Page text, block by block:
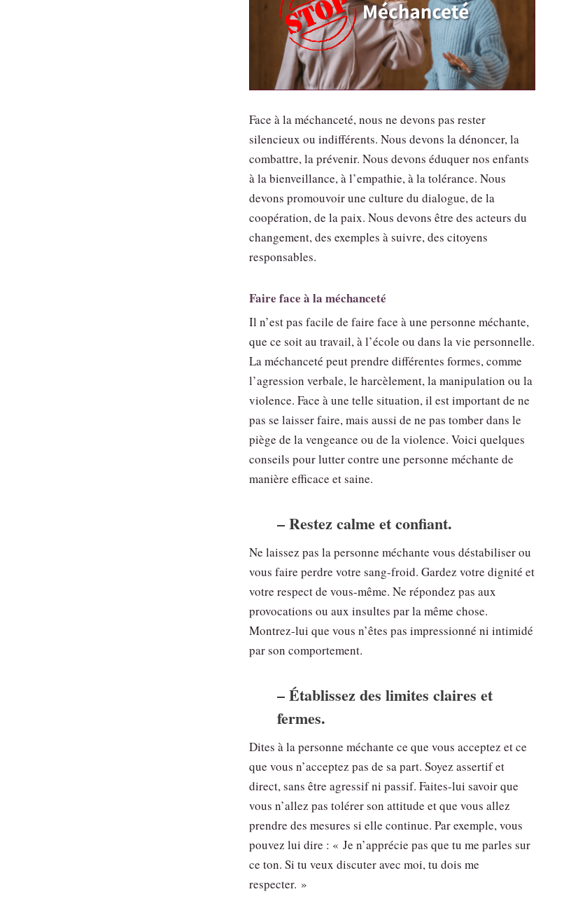
Face à la méchanceté, nous ne devons pas rester
silencieux ou indifférents. Nous devons la dénoncer, la
combattre, la prévenir. Nous devons éduquer nos enfants
à la bienveillance, à l’empathie, à la tolérance. Nous
devons promouvoir une culture du dialogue, de la
coopération, de la paix. Nous devons être des acteurs du
changement, des exemples à suivre, des citoyens
responsables.
Faire face à la méchanceté
Il n’est pas facile de faire face à une personne méchante,
que ce soit au travail, à l’école ou dans la vie personnelle.
La méchanceté peut prendre différentes formes, comme
l’agression verbale, le harcèlement, la manipulation ou la
violence. Face à une telle situation, il est important de ne
pas se laisser faire, mais aussi de ne pas tomber dans le
piège de la vengeance ou de la violence. Voici quelques
conseils pour lutter contre une personne méchante de
manière efficace et saine.
– Restez calme et confiant.
Ne laissez pas la personne méchante vous déstabiliser ou
vous faire perdre votre sang-froid. Gardez votre dignité et
votre respect de vous-même. Ne répondez pas aux
provocations ou aux insultes par la même chose.
Montrez-lui que vous n’êtes pas impressionné ni intimidé
par son comportement.
– Établissez des limites claires et
fermes.
Dites à la personne méchante ce que vous acceptez et ce
que vous n’acceptez pas de sa part. Soyez assertif et
direct, sans être agressif ni passif. Faites-lui savoir que
vous n’allez pas tolérer son attitude et que vous allez
prendre des mesures si elle continue. Par exemple, vous
pouvez lui dire : « Je n’apprécie pas que tu me parles sur
ce ton. Si tu veux discuter avec moi, tu dois me
respecter. »